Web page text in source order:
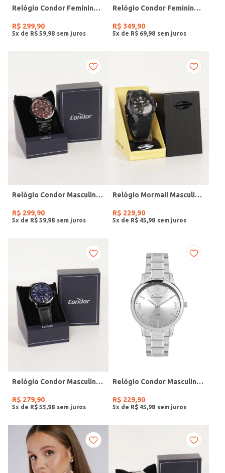
Relógio Condor Feminino DOURADO
R$ 299,90
5x de R$ 59 98
Relógio Condor Feminino DOURADO
R$ 349,90
5x de R$ 69 98
Relógio Condor Masculino PRETO
R$ 299,90
5x de R$ 59 98
Relógio Mormaii Masculino PRETO
R$ 229,90
5x de R$ 45 98
Relógio Condor Masculino PRETO
R$ 279,90
5x de R$ 55 98
Relógio Condor Masculino PRATA
R$ 229,90
5x de R$ 45 98